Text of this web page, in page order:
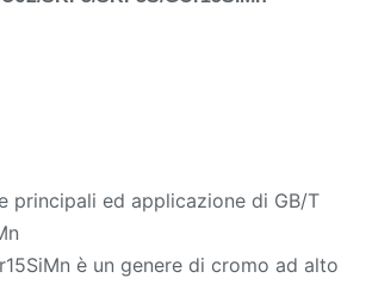
principali ed applicazione di GB/T
è un genere di cromo ad alto